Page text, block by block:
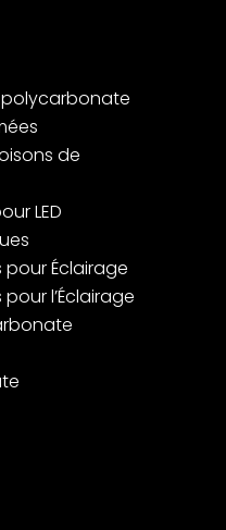
polycarbonate
de
LED
pour Éclairage
l’Éclairage